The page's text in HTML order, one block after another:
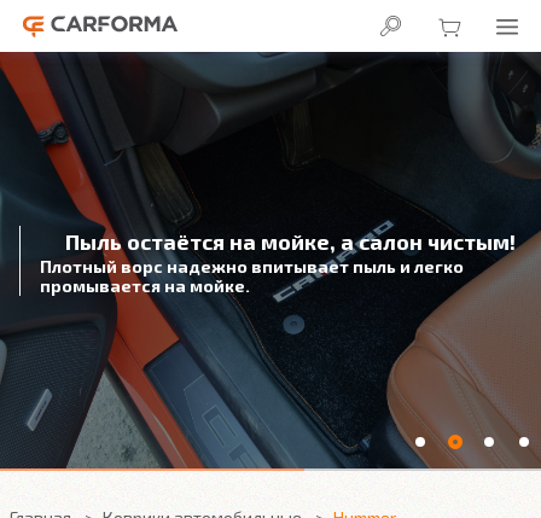
Пыль остаётся на мойке, а салон чистым!
Плотный ворс надежно впитывает пыль и легко
промывается на мойке.